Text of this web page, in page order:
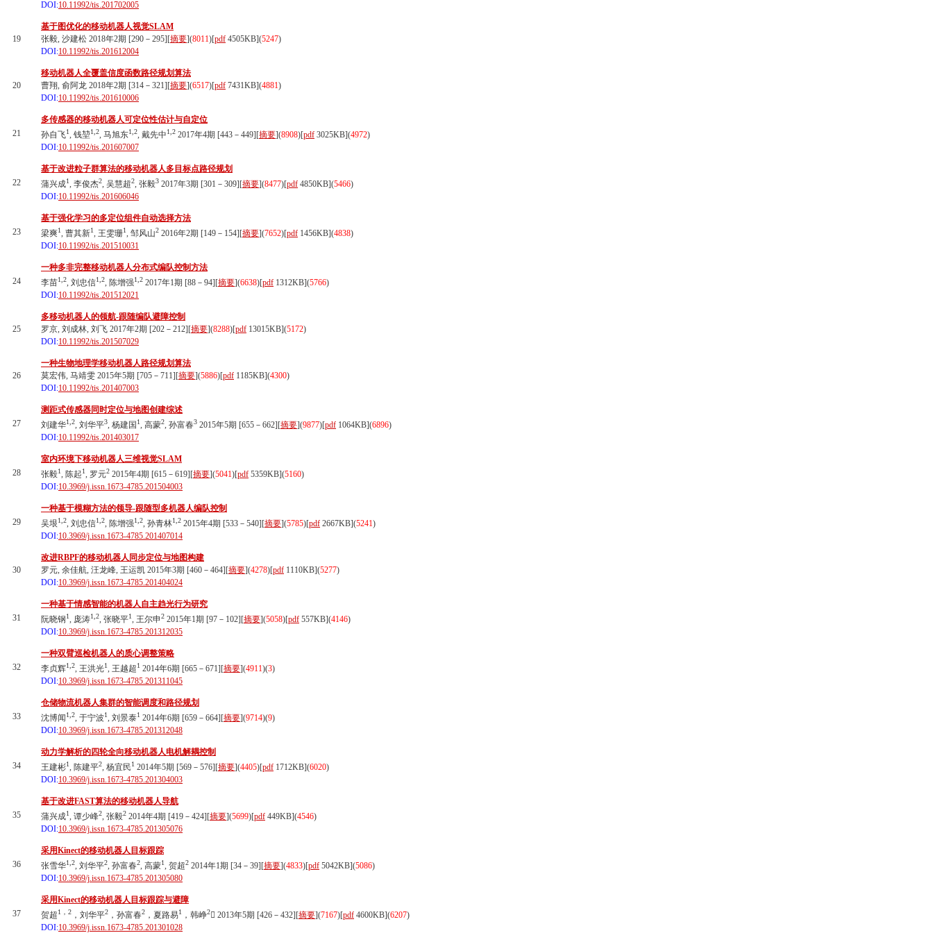
DOI:10.11992/tis.201702005
19
基于图优化的移动机器人视觉SLAM
张毅, 沙建松 2018年2期 [290－295][摘要](8011)[pdf 4505KB](5247)
DOI:10.11992/tis.201612004
20
移动机器人全覆盖信度函数路径规划算法
曹翔, 俞阿龙 2018年2期 [314－321][摘要](6517)[pdf 7431KB](4881)
DOI:10.11992/tis.201610006
21
多传感器的移动机器人可定位性估计与自定位
孙自飞1, 钱堃1,2, 马旭东1,2, 戴先中1,2 2017年4期 [443－449][摘要](8908)[pdf 3025KB](4972)
DOI:10.11992/tis.201607007
22
基于改进粒子群算法的移动机器人多目标点路径规划
蒲兴成1, 李俊杰2, 吴慧超2, 张毅3 2017年3期 [301－309][摘要](8477)[pdf 4850KB](5466)
DOI:10.11992/tis.201606046
23
基于强化学习的多定位组件自动选择方法
梁爽1, 曹其新1, 王雯珊1, 邹风山2 2016年2期 [149－154][摘要](7652)[pdf 1456KB](4838)
DOI:10.11992/tis.201510031
24
一种多非完整移动机器人分布式编队控制方法
李苗1,2, 刘忠信1,2, 陈增强1,2 2017年1期 [88－94][摘要](6638)[pdf 1312KB](5766)
DOI:10.11992/tis.201512021
25
多移动机器人的领航-跟随编队避障控制
罗京, 刘成林, 刘飞 2017年2期 [202－212][摘要](8288)[pdf 13015KB](5172)
DOI:10.11992/tis.201507029
26
一种生物地理学移动机器人路径规划算法
莫宏伟, 马靖雯 2015年5期 [705－711][摘要](5886)[pdf 1185KB](4300)
DOI:10.11992/tis.201407003
27
测距式传感器同时定位与地图创建综述
刘建华1,2, 刘华平3, 杨建国 1, 高蒙2, 孙富春3 2015年5期 [655－662][摘要](9877)[pdf 1064KB](6896)
DOI:10.11992/tis.201403017
28
室内环境下移动机器人三维视觉SLAM
张毅1, 陈起1, 罗元2 2015年4期 [615－619][摘要](5041)[pdf 5359KB](5160)
DOI:10.3969/j.issn.1673-4785.201504003
29
一种基于模糊方法的领导-跟随型多机器人编队控制
吴垠1,2, 刘忠信1,2, 陈增强1,2, 孙青林1,2 2015年4期 [533－540][摘要](5785)[pdf 2667KB](5241)
DOI:10.3969/j.issn.1673-4785.201407014
30
改进RBPF的移动机器人同步定位与地图构建
罗元, 余佳航, 汪龙峰, 王运凯 2015年3期 [460－464][摘要](4278)[pdf 1110KB](5277)
DOI:10.3969/j.issn.1673-4785.201404024
31
一种基于情感智能的机器人自主趋光行为研究
阮晓钢1, 庞涛1,2, 张晓平1, 王尔申2 2015年1期 [97－102][摘要](5058)[pdf 557KB](4146)
DOI:10.3969/j.issn.1673-4785.201312035
32
一种双臂巡检机器人的质心调整策略
李贞辉1,2, 王洪光1, 王越超1 2014年6期 [665－671][摘要](4911)(3)
DOI:10.3969/j.issn.1673-4785.201311045
33
仓储物流机器人集群的智能调度和路径规划
沈博闻 1,2, 于宁波1, 刘景泰1 2014年6期 [659－664][摘要](9714)(9)
DOI:10.3969/j.issn.1673-4785.201312048
34
动力学解析的四轮全向移动机器人电机解耦控制
王建彬1, 陈建平2, 杨宜民1 2014年5期 [569－576][摘要](4405)[pdf 1712KB](6020)
DOI:10.3969/j.issn.1673-4785.201304003
35
基于改进FAST算法的移动机器人导航
蒲兴成1, 谭少峰2, 张毅2 2014年4期 [419－424][摘要](5699)[pdf 449KB](4546)
DOI:10.3969/j.issn.1673-4785.201305076
36
采用Kinect的移动机器人目标跟踪
张雪华1,2, 刘华平2, 孙富春2, 高蒙1, 贺超2 2014年1期 [34－39][摘要](4833)[pdf 5042KB](5086)
DOI:10.3969/j.issn.1673-4785.201305080
37
采用Kinect的移动机器人目标跟踪与避障
贺超1，2 ，刘华平2 ，孙富春2 ，夏路易1 ，韩峥2 2013年5期 [426－432][摘要](7167)[pdf 4600KB](6207)
DOI:10.3969/j.issn.1673-4785.201301028